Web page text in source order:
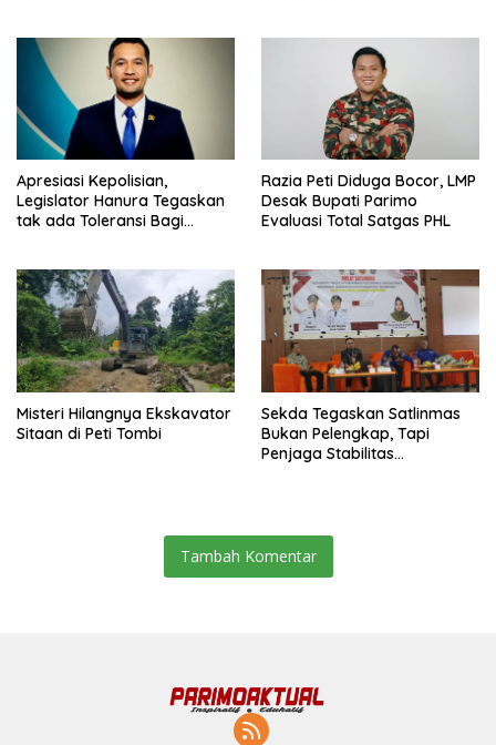
Apresiasi Kepolisian,
Legislator Hanura Tegaskan
tak ada Toleransi Bagi
Razia Peti Diduga Bocor, LMP
Desak Bupati Parimo
Evaluasi Total Satgas PHL
Misteri Hilangnya Ekskavator
Sitaan di Peti Tombi
Sekda Tegaskan Satlinmas
Bukan Pelengkap, Tapi
Penjaga Stabilitas
Tambah Komentar